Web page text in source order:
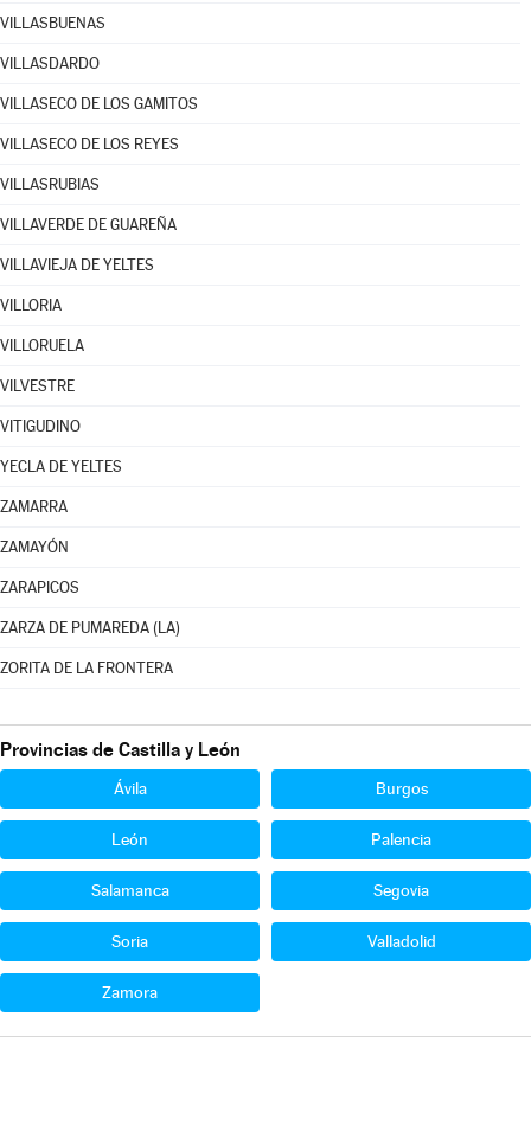
VILLASBUENAS
VILLASDARDO
VILLASECO DE LOS GAMITOS
VILLASECO DE LOS REYES
VILLASRUBIAS
VILLAVERDE DE GUAREÑA
VILLAVIEJA DE YELTES
VILLORIA
VILLORUELA
VILVESTRE
VITIGUDINO
YECLA DE YELTES
ZAMARRA
ZAMAYÓN
ZARAPICOS
ZARZA DE PUMAREDA (LA)
ZORITA DE LA FRONTERA
Provincias de Castilla y León
Ávila Burgos
León Palencia
Salamanca Segovia
Soria Valladolid
Zamora